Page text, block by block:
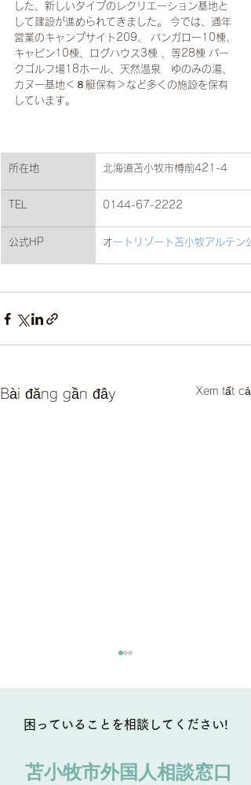
した、新しいタイプのレクリエーション基地と
して建設が進められてきました。 今では、通年
営業のキャンプサイト209、 バンガロー10棟、
キャビン10棟、ログハウス3棟 、等28棟 パー
クゴルフ場18ホール、天然温泉　ゆのみの湯、
カヌー基地＜８艇保有＞など多くの施設を保有
しています。
​所在地 北海道苫小牧市樽前421-4
TEL 0144-67-2222
公式HP ​オートリゾート苫小牧アルテン
Bài đăng gần đây Xem tất cả
ノーザンホースパーク
困っていることを相談してください!
苫小牧市外国人相談窓口